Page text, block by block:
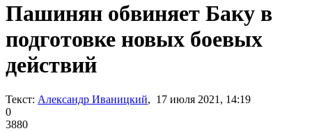
Пашинян обвиняет Баку в
подготовке новых боевых
действий
Текст: Александр Иваницкий, 17 июля 2021, 14:19
0
3880